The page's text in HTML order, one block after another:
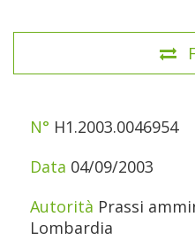
H1.2003.0046954
04/09/2003
Prassi
Lombardia